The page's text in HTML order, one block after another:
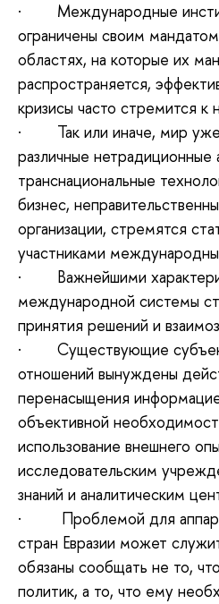
·
Международные
ограничены своим
областях, на которые их
распространяется,
кризисы часто стремится к
·
Так или иначе, мир
различные нетрадиционные
транснациональные
бизнес,
организации, стремятся
участниками
·
Важнейшими
международной системы
принятия решений и
·
Существующие
отношений вынуждены
перенасыщения
объективной
использование внешнего
исследовательским
знаний и аналитическим
·
Проблемой для
стран Евразии может
обязаны сообщать не то,
политик, а то, что ему